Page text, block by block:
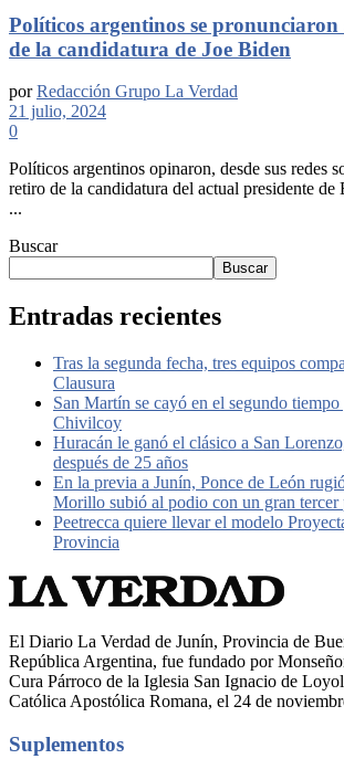
Políticos argentinos se pronunciaron
de la candidatura de Joe Biden
por Redacción Grupo La Verdad
21 julio, 2024
0
Políticos argentinos opinaron, desde sus redes
retiro de la candidatura del actual presidente de
...
Buscar
Buscar
Entradas recientes
Tras la segunda fecha, tres equipos
Clausura
San Martín se cayó en el segundo
Chivilcoy
Huracán le ganó el clásico a San
después de 25 años
En la previa a Junín, Ponce de León
Morillo subió al podio con un gran tercer
Peetrecca quiere llevar el modelo
Provincia
El Diario La Verdad de Junín, Provincia de
República Argentina, fue fundado por
Cura Párroco de la Iglesia San Ignacio de
Católica Apostólica Romana, el 24 de
Suplementos